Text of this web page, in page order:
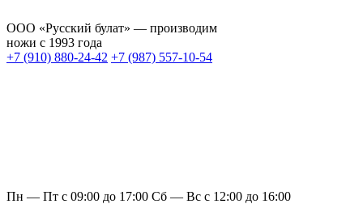
ООО «Русский булат» — производим
ножи с 1993 года
+7 (910) 880-24-42 +7 (987) 557-10-54
Пн — Пт с 09:00 до 17:00 Сб — Вс с 12:00 до 16:00